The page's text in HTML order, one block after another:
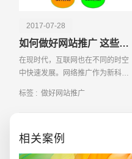
2017-07-28
如何做好网站推广 这些事项和途径要知晓
在现时代，互联网也在不同的时空
中快速发展。网络推广作为新科技
游宣传，房产介绍，金融资料，教
标签 : 做好网站推广
相关案例